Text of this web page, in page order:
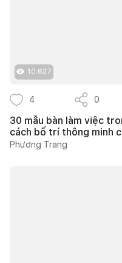
10.627
4 0
30 mẫu bàn làm việc
cách bố trí thông minh
Phương Trang